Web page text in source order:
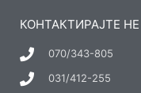
КОНТАКТИРАЈТЕ НЕ
070/343-805
031/412-255